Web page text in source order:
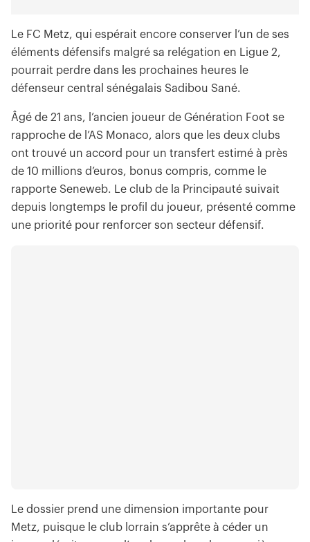
Le FC Metz, qui espérait encore conserver l’un de ses
éléments défensifs malgré sa relégation en Ligue 2,
pourrait perdre dans les prochaines heures le
défenseur central sénégalais Sadibou Sané.
Âgé de 21 ans, l’ancien joueur de Génération Foot se
rapproche de l’AS Monaco, alors que les deux clubs
ont trouvé un accord pour un transfert estimé à près
de 10 millions d’euros, bonus compris, comme le
rapporte Seneweb. Le club de la Principauté suivait
depuis longtemps le profil du joueur, présenté comme
une priorité pour renforcer son secteur défensif.
Le dossier prend une dimension importante pour
Metz, puisque le club lorrain s’apprête à céder un